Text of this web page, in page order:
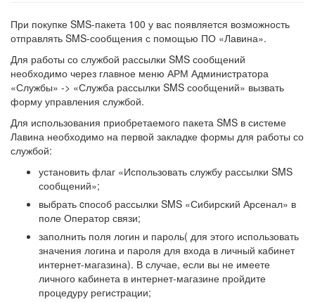
При покупке SMS-пакета 100 у вас появляется возможность
отправлять SMS-сообщения с помощью ПО «Лавина».
Для работы со службой рассылки SMS сообщений
необходимо через главное меню АРМ Администратора
«Службы» -> «Служба рассылки SMS сообщений» вызвать
форму управления службой.
Для использования приобретаемого пакета SMS в системе
Лавина необходимо на первой закладке формы для работы со
службой:
установить флаг «Использовать службу рассылки SMS
сообщений»;
выбрать cпособ рассылки SMS «Сибирский Арсенал» в
поле Оператор связи;
заполнить поля логин и пароль( для этого использовать
значения логина и пароля для входа в личный кабинет
интернет-магазина). В случае, если вы не имеете
личного кабинета в интернет-магазине пройдите
процедуру регистрации;